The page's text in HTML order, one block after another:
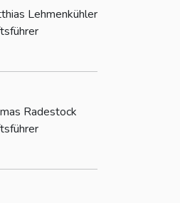
Group begrüßt BDF EXPERTS
Plus 2024: xSuite ist
erweitert Top-Management
ihre E-Rechnungs-
ist neuer Partner der xSuite in
Lehmenkühler
Radestock